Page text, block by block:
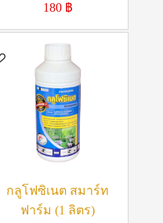
180 ฿
กลูโฟซิเนต สมาร์ท
ฟาร์ม (1 ลิตร)